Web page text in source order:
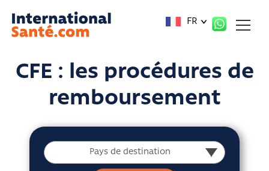
FR
CFE : les procédures de
remboursement
Pays de destination
Pays de destination